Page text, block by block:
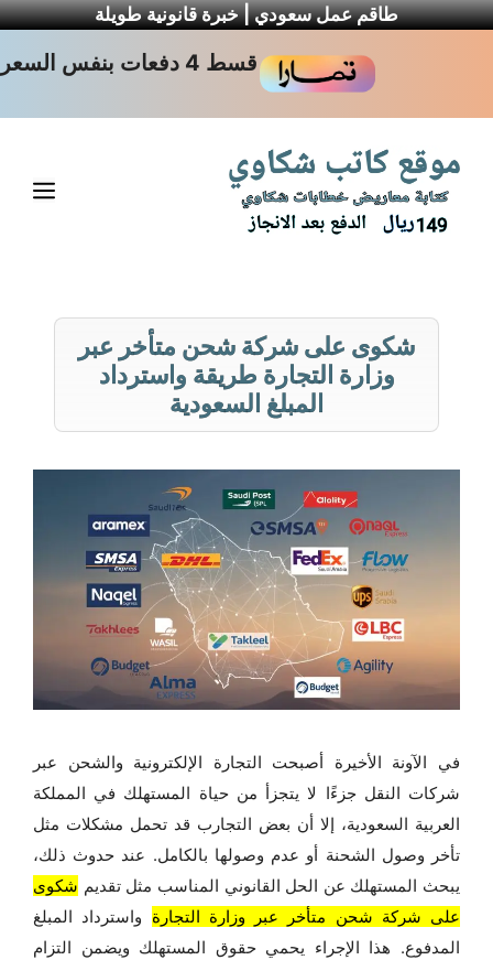
طاقم عمل سعودي | خبرة قانونية طويلة
قسط 4 دفعات بنفس السعر
شكوى على شركة شحن متأخر عبر
وزارة التجارة طريقة واسترداد
المبلغ السعودية
في الآونة الأخيرة أصبحت التجارة الإلكترونية والشحن عبر
شركات النقل جزءًا لا يتجزأ من حياة المستهلك في المملكة
العربية السعودية، إلا أن بعض التجارب قد تحمل مشكلات مثل
تأخر وصول الشحنة أو عدم وصولها بالكامل. عند حدوث ذلك،
يبحث المستهلك عن الحل القانوني المناسب مثل تقديم شكوى
على شركة شحن متأخر عبر وزارة التجارة واسترداد المبلغ
المدفوع. هذا الإجراء يحمي حقوق المستهلك ويضمن التزام